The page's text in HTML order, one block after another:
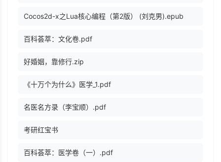
Cocos2d-x之Lua核心编程（第2版） (刘克男).epub
百科荟萃：文化卷.pdf
好婚姻，靠修行.zip
《十万个为什么》医学_1.pdf
名医名方录（李宝顺）.pdf
考研红宝书
百科荟萃：医学卷（一）.pdf